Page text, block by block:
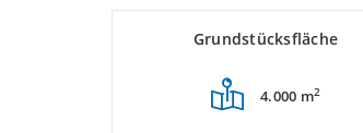
Grundstücksfläche
4.000 m2